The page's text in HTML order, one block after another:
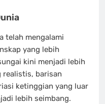
telah mengalami
yang lebih
kini menjadi lebih
realistis, barisan
ketinggian yang luar
lebih seimbang.